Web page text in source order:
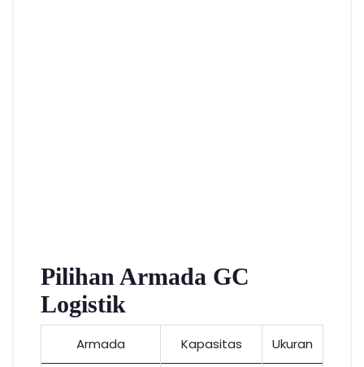
Pilihan Armada GC
Logistik
Armada Kapasitas Ukuran